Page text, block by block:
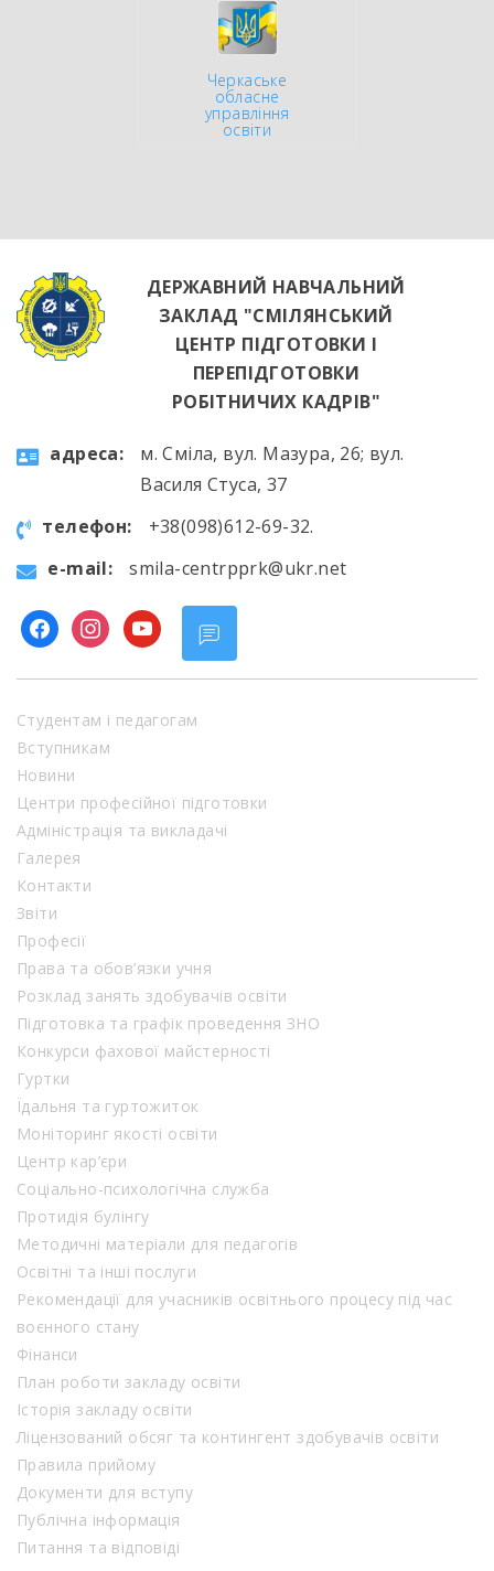
Черкаське
обласне
управління
освіти
ДЕРЖАВНИЙ НАВЧАЛЬНИЙ
ЗАКЛАД "СМІЛЯНСЬКИЙ
ЦЕНТР ПІДГОТОВКИ І
ПЕРЕПІДГОТОВКИ
РОБІТНИЧИХ КАДРІВ"
aдресa:
м. Сміла, вул. Мазура, 26; вул.
Василя Стуса, 37
телефон:
+38(098)612-69-32.
e-mail:
smila-centrpprk@ukr.net
facebookinstagram
youtube
Студентам і педагогам
Вступникам
Новини
Центри професійної підготовки
Адміністрація та викладачі
Галерея
Контакти
Звіти
Професії
Права та обов’язки учня
Розклад занять здобувачів освіти
Підготовка та графік проведення ЗНО
Конкурси фахової майстерності
Гуртки
Їдальня та гуртожиток
Моніторинг якості освіти
Центр кар’єри
Соціально-психологічна служба
Протидія булінгу
Методичні матеріали для педагогів
Освітні та інші послуги
Рекомендації для учасників освітнього процесу під час
воєнного стану
Фінанси
План роботи закладу освіти
Історія закладу освіти
Ліцензований обсяг та контингент здобувачів освіти
Правила прийому
Документи для вступу
Публічна інформація
Питання та відповіді